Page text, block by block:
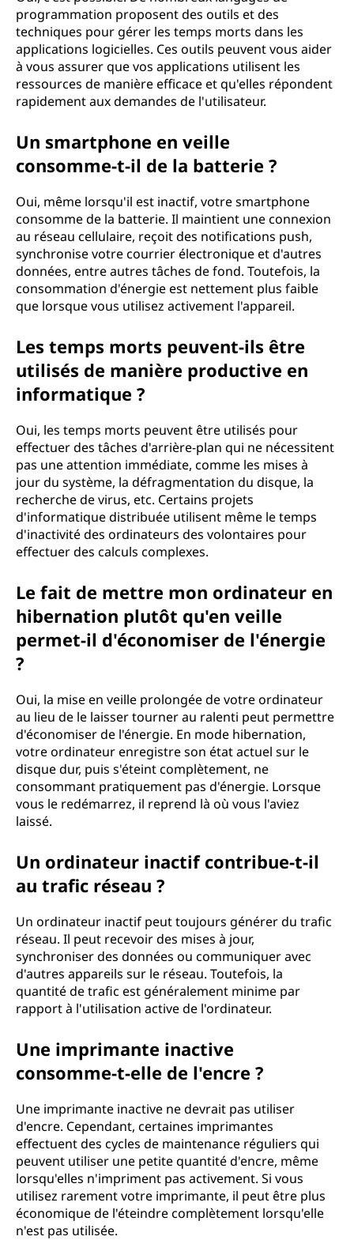
programmation proposent des outils et des
techniques pour gérer les temps morts dans les
applications logicielles. Ces outils peuvent vous aider
à vous assurer que vos applications utilisent les
ressources de manière efficace et qu'elles répondent
rapidement aux demandes de l'utilisateur.
Un smartphone en veille
consomme-t-il de la batterie ?
Oui, même lorsqu'il est inactif, votre smartphone
consomme de la batterie. Il maintient une connexion
au réseau cellulaire, reçoit des notifications push,
synchronise votre courrier électronique et d'autres
données, entre autres tâches de fond. Toutefois, la
consommation d'énergie est nettement plus faible
que lorsque vous utilisez activement l'appareil.
Les temps morts peuvent-ils être
utilisés de manière productive en
informatique ?
Oui, les temps morts peuvent être utilisés pour
effectuer des tâches d'arrière-plan qui ne nécessitent
pas une attention immédiate, comme les mises à
jour du système, la défragmentation du disque, la
recherche de virus, etc. Certains projets
d'informatique distribuée utilisent même le temps
d'inactivité des ordinateurs des volontaires pour
effectuer des calculs complexes.
Le fait de mettre mon ordinateur en
hibernation plutôt qu'en veille
permet-il d'économiser de l'énergie
?
Oui, la mise en veille prolongée de votre ordinateur
au lieu de le laisser tourner au ralenti peut permettre
d'économiser de l'énergie. En mode hibernation,
votre ordinateur enregistre son état actuel sur le
disque dur, puis s'éteint complètement, ne
consommant pratiquement pas d'énergie. Lorsque
vous le redémarrez, il reprend là où vous l'aviez
laissé.
Un ordinateur inactif contribue-t-il
au trafic réseau ?
Un ordinateur inactif peut toujours générer du trafic
réseau. Il peut recevoir des mises à jour,
synchroniser des données ou communiquer avec
d'autres appareils sur le réseau. Toutefois, la
quantité de trafic est généralement minime par
rapport à l'utilisation active de l'ordinateur.
Une imprimante inactive
consomme-t-elle de l'encre ?
Une imprimante inactive ne devrait pas utiliser
d'encre. Cependant, certaines imprimantes
effectuent des cycles de maintenance réguliers qui
peuvent utiliser une petite quantité d'encre, même
lorsqu'elles n'impriment pas activement. Si vous
utilisez rarement votre imprimante, il peut être plus
économique de l'éteindre complètement lorsqu'elle
n'est pas utilisée.